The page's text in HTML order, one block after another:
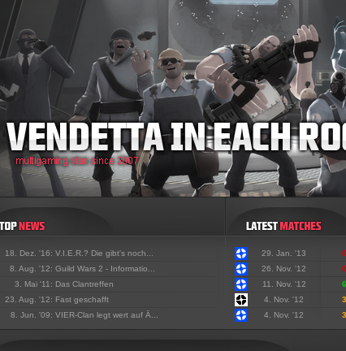
18. Dez. '16: V.I.E.R.? Die gibt's noch...
8. Aug. '12: Guild Wars 2 - Informatio...
3. Mai '11: Das Clantreffen
23. Aug. '12: Fast geschafft
8. Jun. '09: VIER-Clan legt wert auf Ä...
29. Jan. '13
26. Nov. '12
11. Nov. '12
4. Nov. '12
4. Nov. '12